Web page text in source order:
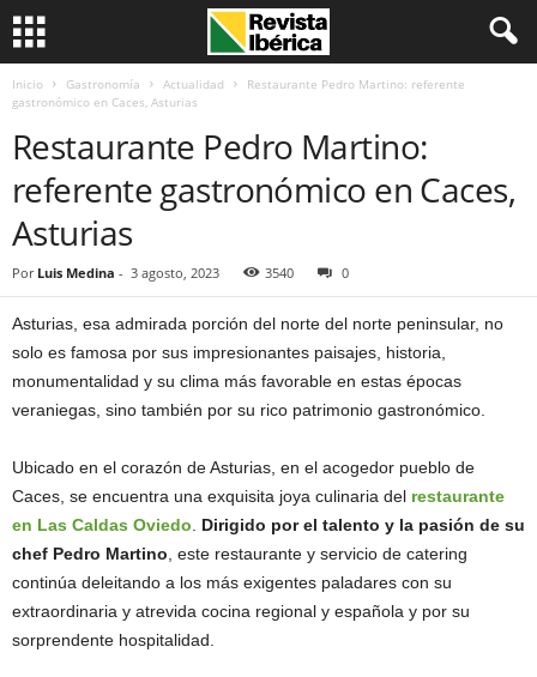
Inicio Gastronomía Actualidad
Restaurante Pedro Martino: referente
gastronómico en Caces, Asturias
Restaurante Pedro Martino:
referente gastronómico en Caces,
Asturias
Por Luis Medina - 3 agosto, 2023 3540 0
Asturias, esa admirada porción del norte del norte peninsular, no
solo es famosa por sus impresionantes paisajes, historia,
monumentalidad y su clima más favorable en estas épocas
veraniegas, sino también por su rico patrimonio gastronómico.
Ubicado en el corazón de Asturias, en el acogedor pueblo de
Caces, se encuentra una exquisita joya culinaria del restaurante
en Las Caldas Oviedo
Dirigido por el talento y la pasión de su
chef Pedro Martino , este restaurante y servicio de catering
continúa deleitando a los más exigentes paladares con su
extraordinaria y atrevida cocina regional y española y por su
sorprendente hospitalidad.